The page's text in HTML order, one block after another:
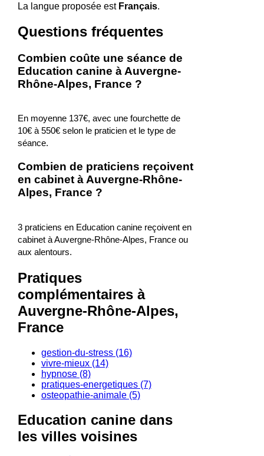
La langue proposée est Français.
Questions fréquentes
Combien coûte une séance de
Education canine à Auvergne-
Rhône-Alpes, France ?
En moyenne 137€, avec une fourchette de
10€ à 550€ selon le praticien et le type de
séance.
Combien de praticiens reçoivent
en cabinet à Auvergne-Rhône-
Alpes, France ?
3 praticiens en Education canine reçoivent en
cabinet à Auvergne-Rhône-Alpes, France ou
aux alentours.
Pratiques
complémentaires à
Auvergne-Rhône-Alpes,
France
gestion-du-stress (16)
vivre-mieux (14)
hypnose (8)
pratiques-energetiques (7)
osteopathie-animale (5)
Education canine dans
les villes voisines